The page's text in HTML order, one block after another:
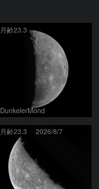
月齢23.3
DunkelerMond
月齢23.3 2026/8/7